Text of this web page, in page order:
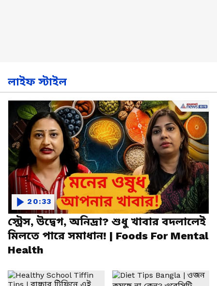
লাইফ স্টাইল
স্ট্রেস, উদ্বেগ, অনিদ্রা? শুধু খাবার বদলালেই
মিলতে পারে সমাধান! | Foods For Mental
Health
20:33